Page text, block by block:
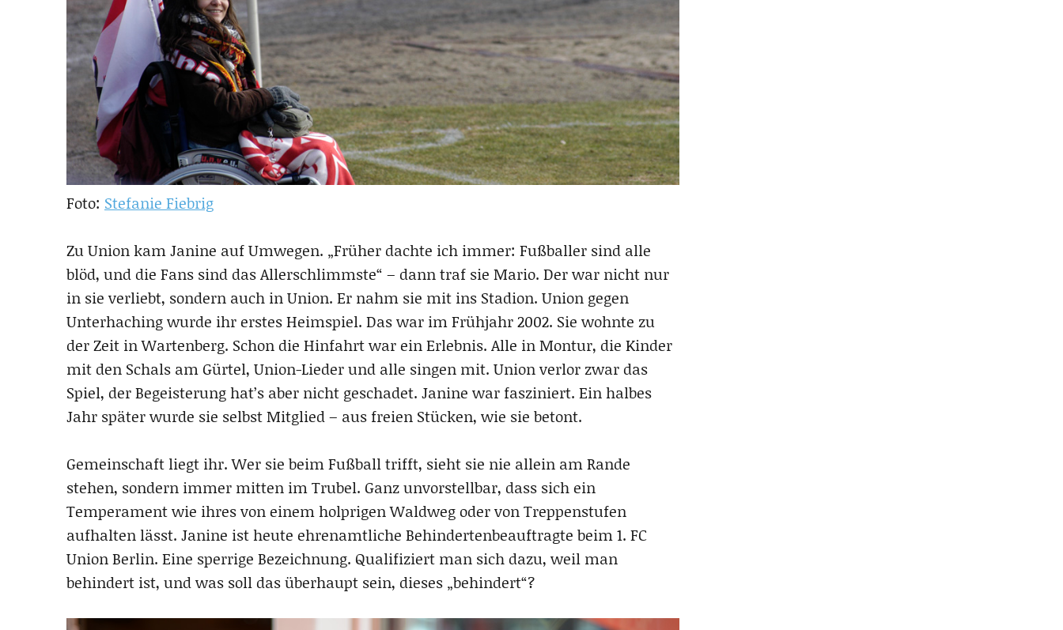
Foto: Stefanie Fiebrig
Zu Union kam Janine auf Umwegen. „Früher dachte ich immer: Fußballer sind alle
blöd, und die Fans sind das Allerschlimmste“ – dann traf sie Mario. Der war nicht nur
in sie verliebt, sondern auch in Union. Er nahm sie mit ins Stadion. Union gegen
Unterhaching wurde ihr erstes Heimspiel. Das war im Frühjahr 2002. Sie wohnte zu
der Zeit in Wartenberg. Schon die Hinfahrt war ein Erlebnis. Alle in Montur, die Kinder
mit den Schals am Gürtel, Union-Lieder und alle singen mit. Union verlor zwar das
Spiel, der Begeisterung hat’s aber nicht geschadet. Janine war fasziniert. Ein halbes
Jahr später wurde sie selbst Mitglied – aus freien Stücken, wie sie betont.
Gemeinschaft liegt ihr. Wer sie beim Fußball trifft, sieht sie nie allein am Rande
stehen, sondern immer mitten im Trubel. Ganz unvorstellbar, dass sich ein
Temperament wie ihres von einem holprigen Waldweg oder von Treppenstufen
aufhalten lässt. Janine ist heute ehrenamtliche Behindertenbeauftragte beim 1. FC
Union Berlin. Eine sperrige Bezeichnung. Qualifiziert man sich dazu, weil man
behindert ist, und was soll das überhaupt sein, dieses „behindert“?